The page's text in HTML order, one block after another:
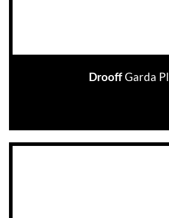
DrooffGarda